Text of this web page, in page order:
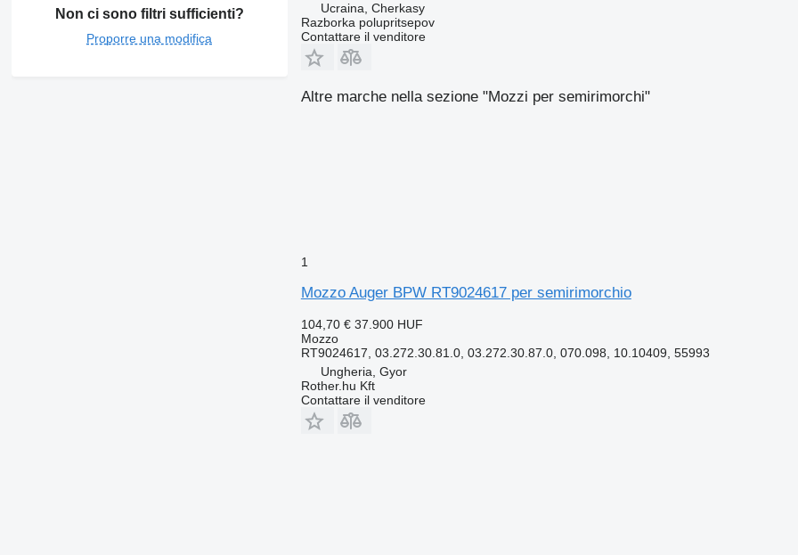
Non ci sono filtri sufficienti?
Proporre una modifica
Ucraina, Cherkasy
Razborka polupritsepov
Contattare il venditore
Altre marche nella sezione "Mozzi per semirimorchi"
1
Mozzo Auger BPW RT9024617 per semirimorchio
104,70 € 37.900 HUF
Mozzo
RT9024617, 03.272.30.81.0, 03.272.30.87.0, 070.098, 10.10409, 55993
Ungheria, Gyor
Rother.hu Kft
Contattare il venditore